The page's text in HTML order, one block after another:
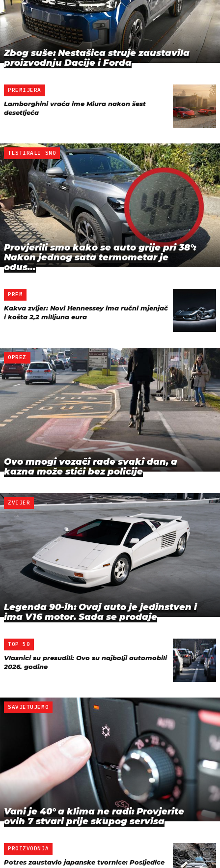
Zbog suše: Nestašica struje zaustavila
proizvodnju Dacije i Forda
PREMIJERA
Lamborghini vraća ime Miura nakon šest
desetljeća
TESTIRALI SMO
Provjerili smo kako se auto grije pri 38°:
Nakon jednog sata termometar je
odus…
PREM
Kakva zvijer: Novi Hennessey ima ručni mjenjač
i košta 2,2 milijuna eura
OPREZ
Ovo mnogi vozači rade svaki dan, a
kazna može stići bez policije
ZVIJER
Legenda 90-ih: Ovaj auto je jedinstven i
ima V16 motor. Sada se prodaje
TOP 50
Vlasnici su presudili: Ovo su najbolji automobili
2026. godine
SAVJETUJEMO
Vani je 40° a klima ne radi: Provjerite
ovih 7 stvari prije skupog servisa
PROIZVODNJA
Potres zaustavio japanske tvornice: Posljedice